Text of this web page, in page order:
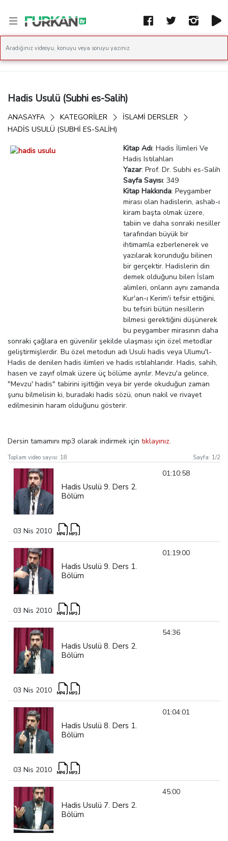
Hadis Usulü (Subhi es-Salih)
ANASAYFA KATEGORİLER
İSLAMI DERSLER
HADIS USULÜ (SUBHI ES-SALIH)
Kitap Adı: Hadis İlimleri Ve
Hadis Istılahları
Yazar: Prof. Dr. Subhi es-Salih
Sayfa Sayısı: 349
Kitap Hakkında: Peygamber
mirası olan hadislerin, ashab-ı
kiram başta olmak üzere,
tabiin ve daha sonraki nesiller
tarafından büyük bir
ihtimamla ezberlenerek ve
yazılarak korunduğu bilinen
bir gerçektir. Hadislerin din
demek olduğunu bilen İslam
alimleri, onların aynı zamanda
Kur'an-ı Kerim'i tefsir ettiğini,
bu tefsiri bütün nesillerin
bilmesi gerektiğini düşünerek
bu peygamber mirasının daha
sonraki çağlara en güvenilir şekilde ulaşması için özel metodlar
geliştirmişlerdir. Bu özel metodun adı Usuli hadis veya Ulumu'l-
Hadis de denilen hadis ilimleri ve hadis ıstılahlarıdır. Hadis, sahih,
hasen ve zayıf olmak üzere üç bölüme ayrılır. Mevzu'a gelince,
"Mevzu' hadis" tabirini işittiğin veya bir yerde okuduğun zaman
şunu bilmelisin ki, buradaki hadis sözü, onun nakil ve rivayet
edilmesinin haram olduğunu gösterir.
Dersin tamamını mp3 olarak indirmek için tıklayınız.
Toplam video sayısı: 18 Sayfa: 1/2
Hadis Usulü 9. Ders 2.
Bölüm
01:10:58
03 Nis 2010
Hadis Usulü 9. Ders 1.
Bölüm
01:19:00
03 Nis 2010
Hadis Usulü 8. Ders 2.
Bölüm
54:36
03 Nis 2010
Hadis Usulü 8. Ders 1.
Bölüm
01:04:01
03 Nis 2010
Hadis Usulü 7. Ders 2.
Bölüm
45:00